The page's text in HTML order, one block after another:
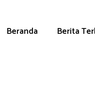
Beranda Berita